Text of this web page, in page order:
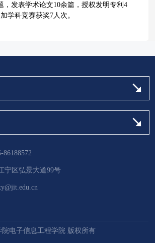
，发表学术论文10余篇，授权发明专利4
学科竞赛获奖7人次。
86188572
宁区弘景大道99号
院电子信息工程学院 版权所有